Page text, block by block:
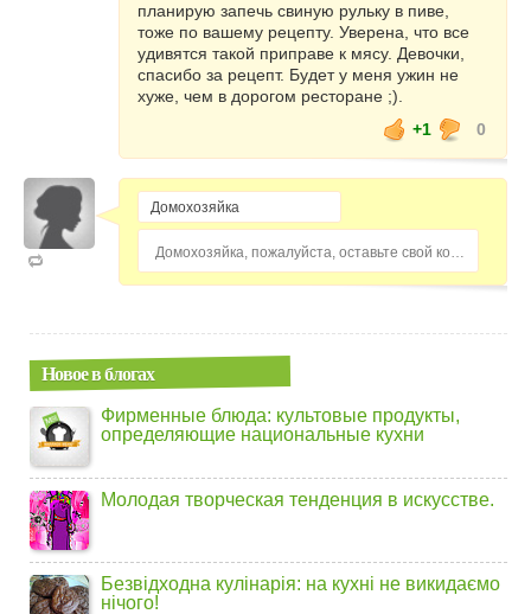
планирую запечь свиную рульку в пиве,
тоже по вашему рецепту. Уверена, что все
удивятся такой приправе к мясу. Девочки,
спасибо за рецепт. Будет у меня ужин не
хуже, чем в дорогом ресторане ;).
+1
0
Домохозяйка, пожалуйста, оставьте свой комментарий...
Новое в блогах
Фирменные блюда: культовые продукты,
определяющие национальные кухни
Молодая творческая тенденция в искусстве.
Безвідходна кулінарія: на кухні не викидаємо
нічого!